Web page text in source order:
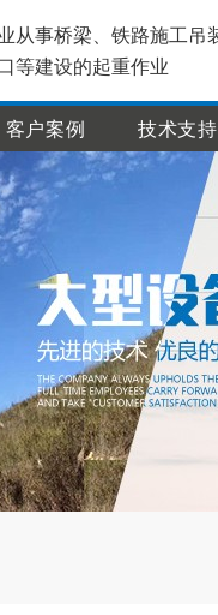
从事桥梁、铁路施工吊
等建设的起重作业
客户案例 技术支持